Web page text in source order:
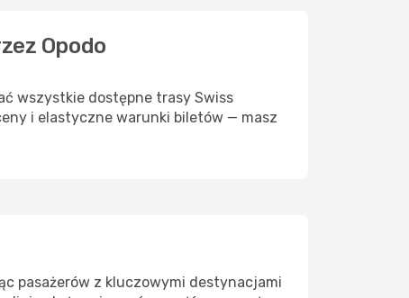
Opodo
wszystkie dostępne trasy Swiss
i elastyczne warunki biletów — masz
pasażerów z kluczowymi destynacjami